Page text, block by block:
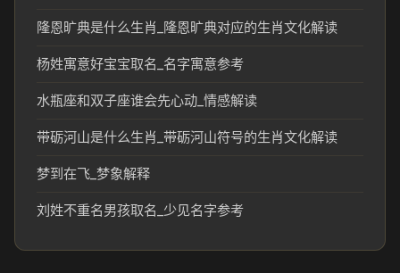
隆恩旷典是什么生肖_隆恩旷典对应的生肖文化解读
杨姓寓意好宝宝取名_名字寓意参考
水瓶座和双子座谁会先心动_情感解读
带砺河山是什么生肖_带砺河山符号的生肖文化解读
梦到在飞_梦象解释
刘姓不重名男孩取名_少见名字参考